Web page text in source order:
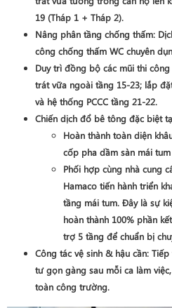
19 (Tháp 1 + Tháp 2).
Nâng phân tầng chống thấm:
công chống thấm WC chuyên
Duy trì đồng bộ các mũi thi công
trát vữa ngoài tầng 15-23; lắp
và hệ thống PCCC tầng 21-22.
Chiến dịch đổ bê tông đặc biệt
Hoàn thành toàn diện
cốp pha dầm sàn mái
Phối hợp cùng nhà cung
Hamaco tiến hành triển
tầng mái tum. Đây là sự
hoàn thành 100% phần
trợ 5 tầng để chuẩn bị
Công tác vệ sinh & hậu cần:
tư gọn gàng sau mỗi ca làm
toàn công trường.